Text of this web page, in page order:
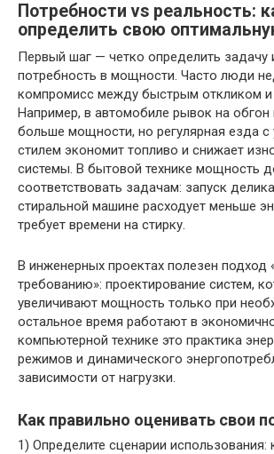
Потребности vs реальность:
определить свою
Первый шаг — четко определить задачу
потребность в мощности. Часто люди
компромисс между быстрым откликом и
Например, в автомобиле рывок на обгон
больше мощности, но регулярная езда
стилем экономит топливо и снижает
системы. В бытовой технике мощность
соответствовать задачам: запуск
стиральной машине расходует меньше
требует времени на стирку.
В инженерных проектах полезен подход
требованию»: проектирование систем,
увеличивают мощность только при
остальное время работают в
компьютерной технике это практика
режимов и динамического
зависимости от нагрузки.
Как правильно оценивать свои
1) Определите сценарии использования: